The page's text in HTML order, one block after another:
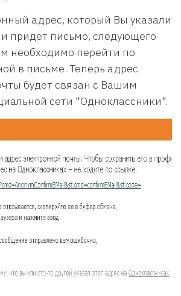
адрес, который Вы указали
придет письмо, следующего
необходимо перейти по
в письме. Теперь адрес
будет связан с Вашим
сети "Одноклассники".